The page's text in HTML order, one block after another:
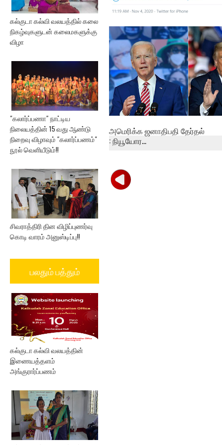
கல்குடா கல்வி வலயத்தில் கலை
நிகழ்வுகளுடன் கலைமகளுக்கு
விழா
"கலார்ப்பணா" நாட்டிய
நிலையத்தின் 15 வது ஆண்டு
நிறைவு விழாவும் "கலார்ப்பணம்"
நூல் வெளியீடும்!!
சிவராத்திரி தின விழிப்புணர்வு
கொடி வாரம் அனுஸ்டிப்பு!!
பலதும் பத்தும்
கல்குடா கல்வி வலயத்தின்
இணையத்தளம்
அங்குரார்ப்பணம்
ட்ரம்பின் பதிவுக்கு டுவிட்டர்
நிர்வ...
அமெரிக்க ஜனாதிபதி தேர்தல்
: நியூயோர...